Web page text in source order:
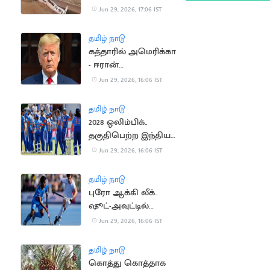
விழுந்து பெண்
Jun 29, 2026, 17:06 IST
தமிழ் நாடு
கத்தாரில் அமெரிக்கா
- ஈரான்
பேச்சுவார்த்தை..
Jun 29, 2026, 16:06 IST
தமிழ் நாடு
2028 ஒலிம்பிக்..
தகுதிபெற்ற இந்திய
மகளிர் கிரிக்கெட்
Jun 29, 2026, 16:06 IST
தமிழ் நாடு
புரோ ஆக்கி லீக்..
ஷூட்-அவுட்டில்
இங்கிலாந்தை
Jun 29, 2026, 16:06 IST
தமிழ் நாடு
கொத்து கொத்தாக